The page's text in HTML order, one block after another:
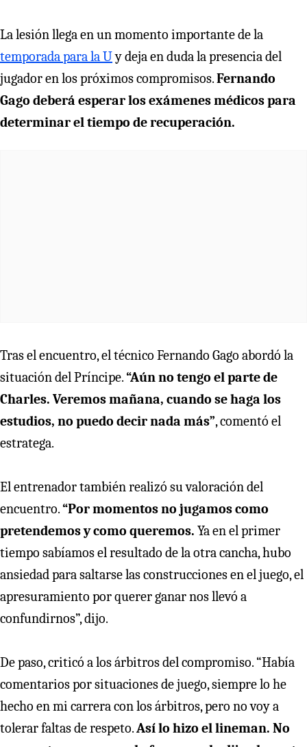
La lesión llega en un momento importante de la
temporada para la Uy deja en duda la presencia del
jugador en los próximos compromisos.Fernando
Gago deberá esperar los exámenes médicos para
determinar el tiempo de recuperación.
Tras el encuentro, el técnico Fernando Gago abordó la
situación del Príncipe.“Aún no tengo el parte de
Charles. Veremos mañana, cuando se haga los
estudios, no puedo decir nada más”, comentó el
estratega.
El entrenador también realizó su valoración del
encuentro.“Por momentos no jugamos como
pretendemos y como queremos. Ya en el primer
tiempo sabíamos el resultado de la otra cancha, hubo
ansiedad para saltarse las construcciones en el juego, el
apresuramiento por querer ganar nos llevó a
confundirnos”, dijo.
De paso, criticó a los árbitros del compromiso. “Había
comentarios por situaciones de juego, siempre lo he
hecho en mi carrera con los árbitros, pero no voy a
tolerar faltas de respeto.Así lo hizo el lineman. No